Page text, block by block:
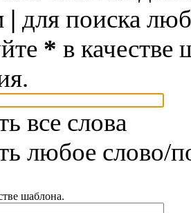
| для поиска
* в качестве
все слова
любое слово/
шаблона.